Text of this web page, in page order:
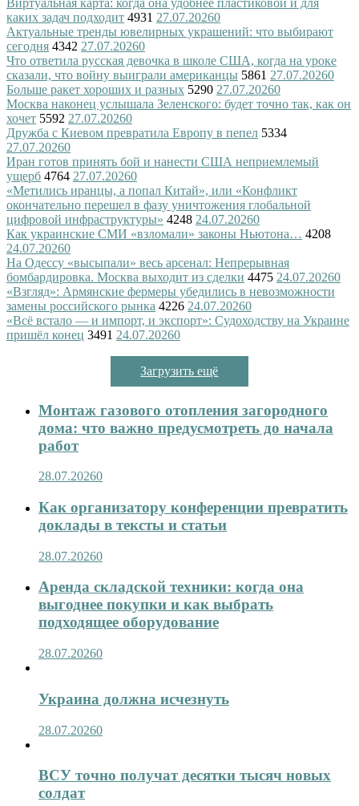
каких задач подходит 4931 27.07.20260
Актуальные тренды ювелирных украшений: что выбирают
сегодня 4342 27.07.20260
Что ответила русская девочка в школе США, когда на уроке
сказали, что войну выиграли американцы 5861 27.07.20260
Больше ракет хороших и разных 5290 27.07.20260
Москва наконец услышала Зеленского: будет точно так, как он
хочет 5592 27.07.20260
Дружба с Киевом превратила Европу в пепел 5334
27.07.20260
Иран готов принять бой и нанести США неприемлемый
ущерб 4764 27.07.20260
«Метились иранцы, а попал Китай», или «Конфликт
окончательно перешел в фазу уничтожения глобальной
цифровой инфраструктуры» 4248 24.07.20260
Как украинские СМИ «взломали» законы Ньютона… 4208
24.07.20260
На Одессу «высыпали» весь арсенал: Непрерывная
бомбардировка. Москва выходит из сделки 4475 24.07.20260
«Взгляд»: Армянские фермеры убедились в невозможности
замены российского рынка 4226 24.07.20260
«Всё встало — и импорт, и экспорт»: Судоходству на Украине
пришёл конец 3491 24.07.20260
Загрузить ещё
Монтаж газового отопления загородного
дома: что важно предусмотреть до начала
работ
28.07.20260
Как организатору конференции превратить
доклады в тексты и статьи
28.07.20260
Аренда складской техники: когда она
выгоднее покупки и как выбрать
подходящее оборудование
28.07.20260
Украина должна исчезнуть
28.07.20260
ВСУ точно получат десятки тысяч новых
солдат